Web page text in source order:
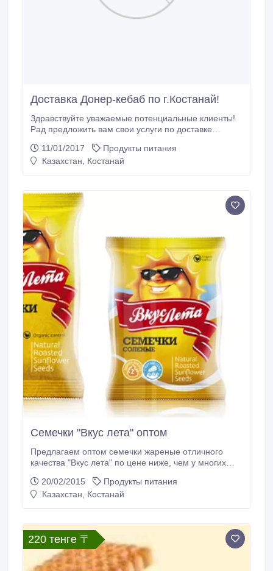
Доставка Донер-кебаб по г.Костанай!
Здравствуйте уважаемые потенциальные клиенты!
Рад предложить вам свои услуги по доставке
число наших клиентов растет, соответственно
растем и мы.Наши Донеры готовятся с душой, в
можете узнать по телефону указанному в
объявлении.
11/01/2017
Продукты питания
Казахстан, Костанай
Семечки "Вкус лета" оптом
Предлагаем оптом семечки жареные отличного
качества "Вкус лета" по цене ниже, чем у многих
видов упаковок: 40г*80шт-8, 50руб/шт
75г*50шт-16руб/шт 150г*30шт-30руб/шт
действуют дополнительные скидки!!! Заказать
можно по e-mail или по телефону.
20/02/2015
Продукты питания
Казахстан, Костанай
220 тенге 〒